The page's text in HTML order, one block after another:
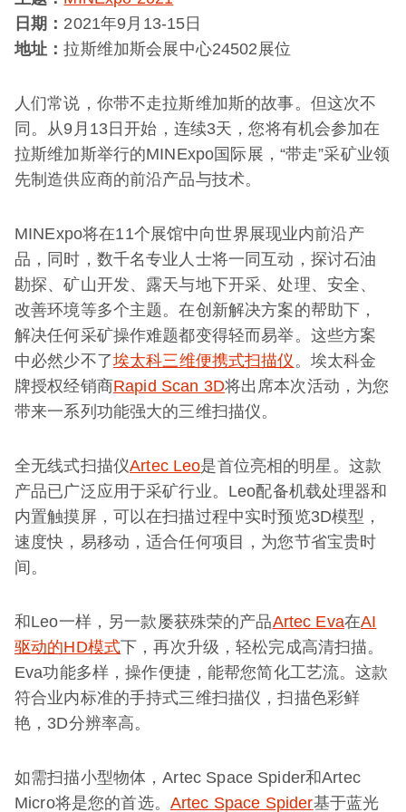
日期： 2021年9月13-15日
地址：拉斯维加斯会展中心24502展位
人们常说，你带不走拉斯维加斯的故事。但这次不
同。从9月13日开始，连续3天，您将有机会参加在
拉斯维加斯举行的MINExpo国际展，“带走”采矿业领
先制造供应商的前沿产品与技术。
MINExpo将在11个展馆中向世界展现业内前沿产
品，同时，数千名专业人士将一同互动，探讨石油
勘探、矿山开发、露天与地下开采、处理、安全、
改善环境等多个主题。在创新解决方案的帮助下，
解决任何采矿操作难题都变得轻而易举。这些方案
中必然少不了埃太科三维便携式扫描仪。埃太科金
牌授权经销商Rapid Scan 3D将出席本次活动，为您
带来一系列功能强大的三维扫描仪。
全无线式扫描仪Artec Leo是首位亮相的明星。这款
产品已广泛应用于采矿行业。Leo配备机载处理器和
内置触摸屏，可以在扫描过程中实时预览3D模型，
速度快，易移动，适合任何项目，为您节省宝贵时
间。
和Leo一样，另一款屡获殊荣的产品Artec Eva在AI
驱动的HD模式下，再次升级，轻松完成高清扫描。
Eva功能多样，操作便捷，能帮您简化工艺流。这款
符合业内标准的手持式三维扫描仪，扫描色彩鲜
艳，3D分辨率高。
如需扫描小型物体，Artec Space Spider和Artec
Micro将是您的首选。 Artec Space Spider基于蓝光